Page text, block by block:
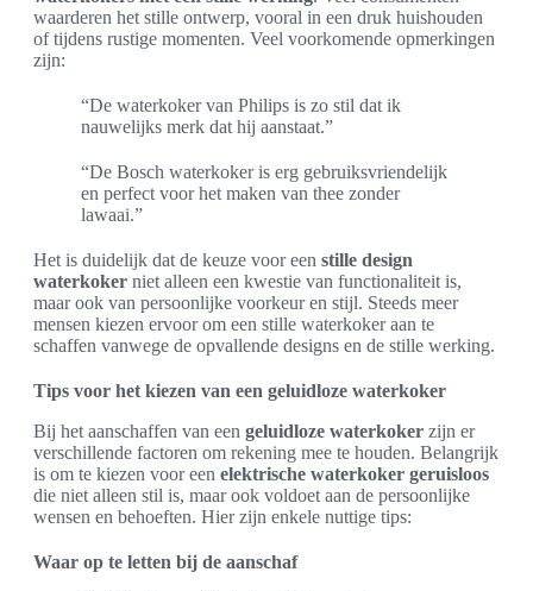
waarderen het stille ontwerp, vooral in een druk huishouden
of tijdens rustige momenten. Veel voorkomende opmerkingen
zijn:
“De waterkoker van Philips is zo stil dat ik
nauwelijks merk dat hij aanstaat.”
“De Bosch waterkoker is erg gebruiksvriendelijk
en perfect voor het maken van thee zonder
lawaai.”
Het is duidelijk dat de keuze voor een stille design
waterkoker niet alleen een kwestie van functionaliteit is,
maar ook van persoonlijke voorkeur en stijl. Steeds meer
mensen kiezen ervoor om een stille waterkoker aan te
schaffen vanwege de opvallende designs en de stille werking.
Tips voor het kiezen van een geluidloze waterkoker
Bij het aanschaffen van een geluidloze waterkoker zijn er
verschillende factoren om rekening mee te houden. Belangrijk
is om te kiezen voor een elektrische waterkoker geruisloos
die niet alleen stil is, maar ook voldoet aan de persoonlijke
wensen en behoeften. Hier zijn enkele nuttige tips:
Waar op te letten bij de aanschaf